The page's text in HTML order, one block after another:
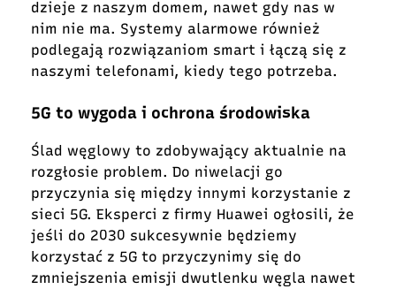
dzieje z naszym domem, nawet gdy nas w
nim nie ma. Systemy alarmowe również
podlegają rozwiązaniom smart i łączą się z
naszymi telefonami, kiedy tego potrzeba.
5G to wygoda i ochrona środowiska
Ślad węglowy to zdobywający aktualnie na
rozgłosie problem. Do niwelacji go
przyczynia się między innymi korzystanie z
sieci 5G. Eksperci z firmy Huawei ogłosili, że
jeśli do 2030 sukcesywnie będziemy
korzystać z 5G to przyczynimy się do
zmniejszenia emisji dwutlenku węgla nawet